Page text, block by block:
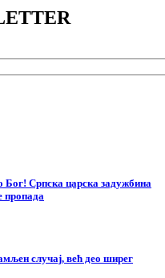
Бог! Српска царска задужбина
пропада
случај, већ део ширег